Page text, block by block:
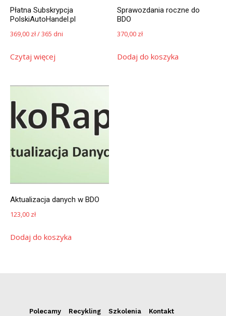
Płatna Subskrypcja
PolskiAutoHandel.pl
369,00 zł/ 365 dni
Czytaj więcej
Sprawozdania roczne do
BDO
370,00 zł
Dodaj do koszyka
Aktualizacja danych w BDO
123,00 zł
Dodaj do koszyka
Polecamy Recykling Szkolenia
Kontakt